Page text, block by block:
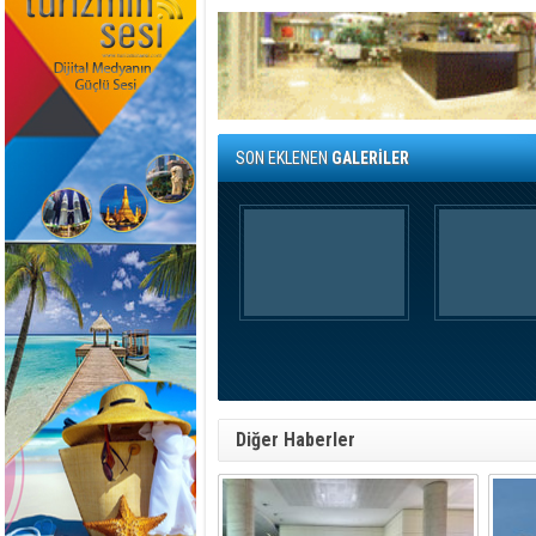
SON EKLENENGALERİLER
Diğer Haberler